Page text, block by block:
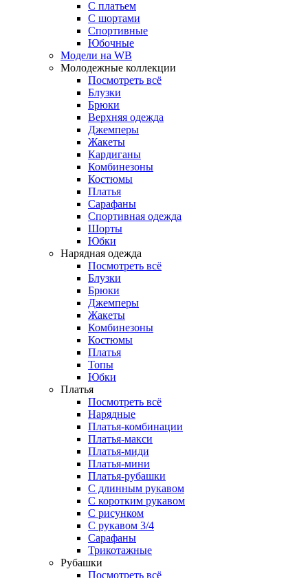
С платьем
С шортами
Спортивные
Юбочные
Модели на WB
Молодежные коллекции
Посмотреть всё
Блузки
Брюки
Верхняя одежда
Джемперы
Жакеты
Кардиганы
Комбинезоны
Костюмы
Платья
Сарафаны
Спортивная одежда
Шорты
Юбки
Нарядная одежда
Посмотреть всё
Блузки
Брюки
Джемперы
Жакеты
Комбинезоны
Костюмы
Платья
Топы
Юбки
Платья
Посмотреть всё
Нарядные
Платья-комбинации
Платья-макси
Платья-миди
Платья-мини
Платья-рубашки
С длинным рукавом
С коротким рукавом
С рисунком
С рукавом 3/4
Сарафаны
Трикотажные
Рубашки
Посмотреть всё